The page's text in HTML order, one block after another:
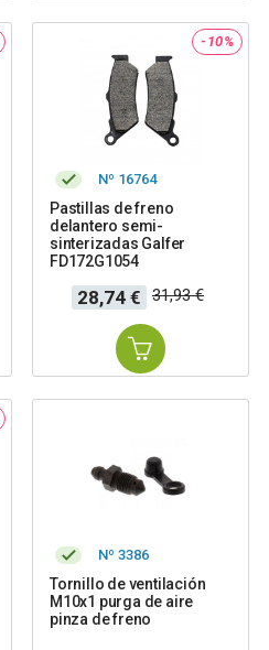
-10%
Nº 16764
Pastillas de freno
delantero semi-
sinterizadas Galfer
FD172G1054
Precio
28,74 €
Precio
base
31,93 €
Nº 3386
Tornillo de ventilación
M10x1 purga de aire
pinza de freno